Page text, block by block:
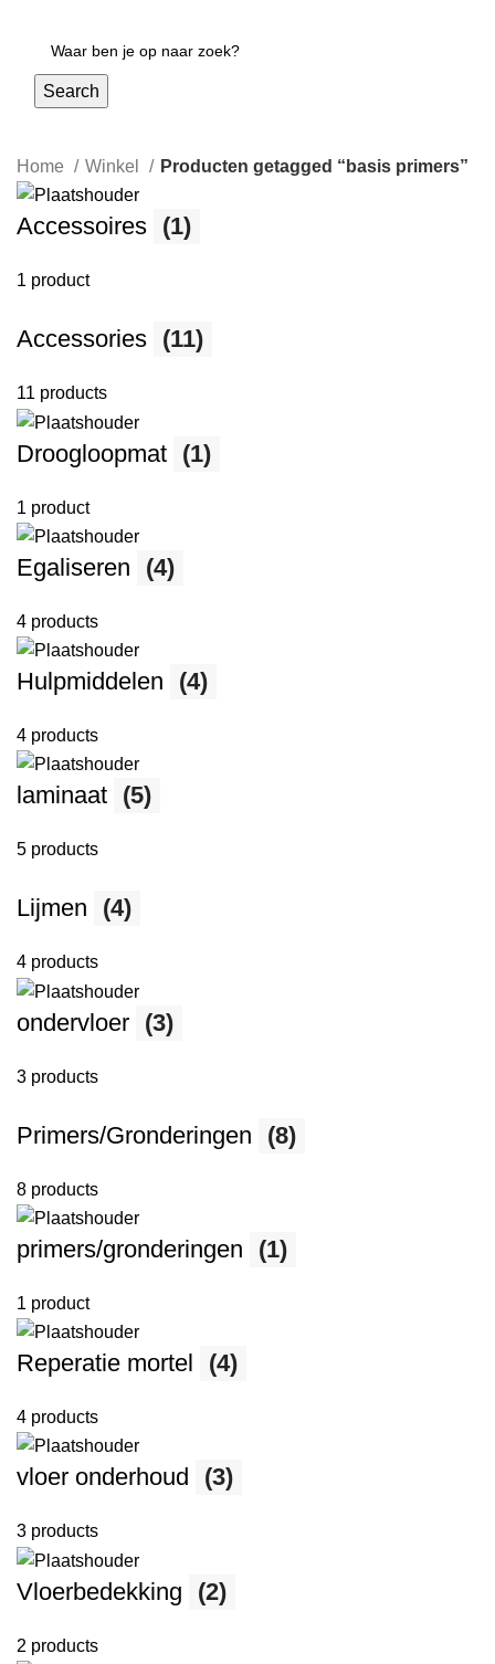
Search
Home Winkel Producten getagged “basis primers”
Accessoires (1)
1 product
Accessories (11)
11 products
Droogloopmat (1)
1 product
Egaliseren (4)
4 products
Hulpmiddelen (4)
4 products
laminaat (5)
5 products
Lijmen (4)
4 products
ondervloer (3)
3 products
Primers/Gronderingen (8)
8 products
primers/gronderingen (1)
1 product
Reperatie mortel (4)
4 products
vloer onderhoud (3)
3 products
Vloerbedekking (2)
2 products